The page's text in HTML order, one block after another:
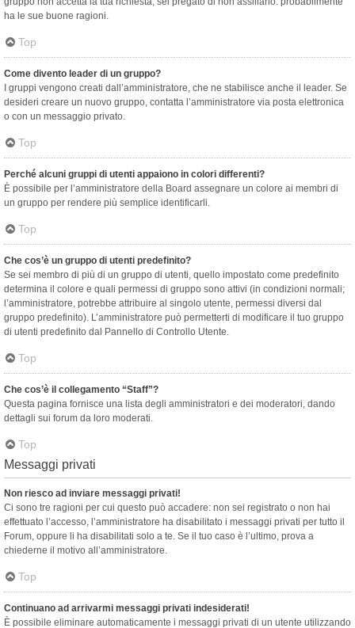
ha le sue buone ragioni.
Top
Come divento leader di un gruppo?
I gruppi vengono creati dall’amministratore, che ne stabilisce anche il leader. Se
desideri creare un nuovo gruppo, contatta l’amministratore via posta elettronica
o con un messaggio privato.
Top
Perché alcuni gruppi di utenti appaiono in colori differenti?
È possibile per l’amministratore della Board assegnare un colore ai membri di
un gruppo per rendere più semplice identificarli.
Top
Che cos’è un gruppo di utenti predefinito?
Se sei membro di più di un gruppo di utenti, quello impostato come predefinito
determina il colore e quali permessi di gruppo sono attivi (in condizioni normali;
l’amministratore, potrebbe attribuire al singolo utente, permessi diversi dal
gruppo predefinito). L’amministratore può permetterti di modificare il tuo gruppo
di utenti predefinito dal Pannello di Controllo Utente.
Top
Che cos’è il collegamento “Staff”?
Questa pagina fornisce una lista degli amministratori e dei moderatori, dando
dettagli sui forum da loro moderati.
Top
Messaggi privati
Non riesco ad inviare messaggi privati!
Ci sono tre ragioni per cui questo può accadere: non sei registrato o non hai
effettuato l’accesso, l’amministratore ha disabilitato i messaggi privati per tutto il
Forum, oppure li ha disabilitati solo a te. Se il tuo caso è l’ultimo, prova a
chiederne il motivo all’amministratore.
Top
Continuano ad arrivarmi messaggi privati indesiderati!
È possibile eliminare automaticamente i messaggi privati ​​di un utente utilizzando